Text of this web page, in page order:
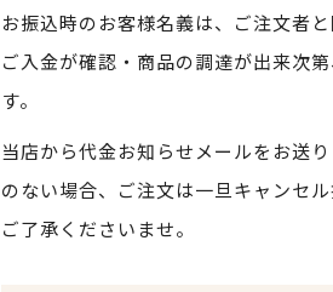
お振込時のお客様名義は、ご注文者
ご入金が確認・商品の調達が出来次
す。
当店から代金お知らせメールをお送
のない場合、ご注文は一旦キャンセ
ご了承くださいませ。